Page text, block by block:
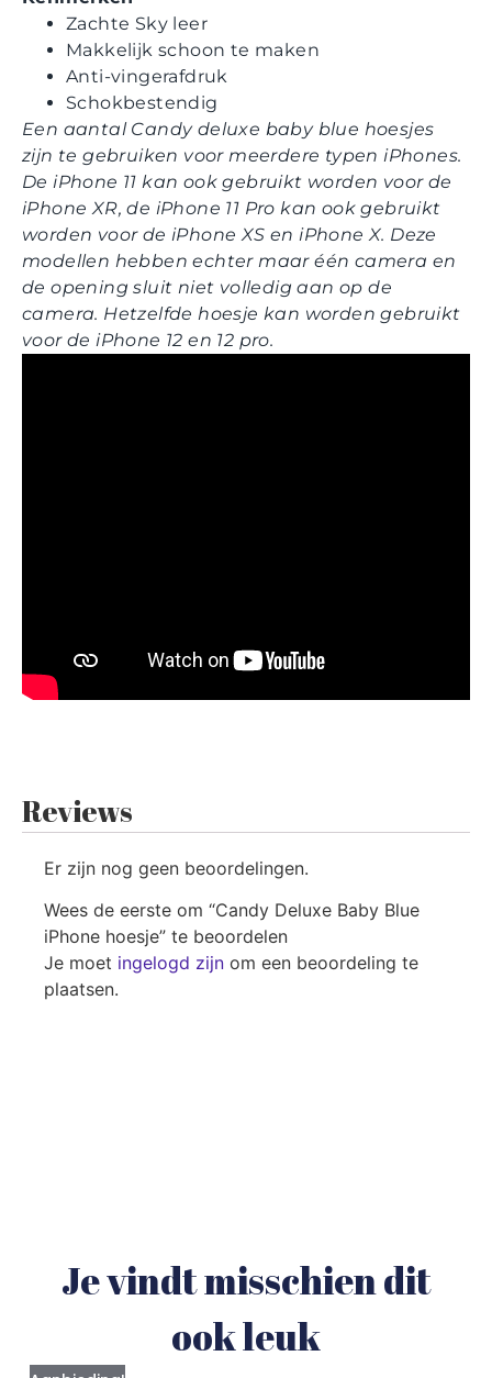
Zachte Sky leer
Makkelijk schoon te maken
Anti-vingerafdruk
Schokbestendig
Een aantal Candy deluxe baby blue hoesjes
zijn te gebruiken voor meerdere typen iPhones.
De iPhone 11 kan ook gebruikt worden voor de
iPhone XR, de iPhone 11 Pro kan ook gebruikt
worden voor de iPhone XS en iPhone X. Deze
modellen hebben echter maar één camera en
de opening sluit niet volledig aan op de
camera. Hetzelfde hoesje kan worden gebruikt
voor de iPhone 12 en 12 pro.
Reviews
Er zijn nog geen beoordelingen.
Wees de eerste om “Candy Deluxe Baby Blue
iPhone hoesje” te beoordelen
Je moet ingelogd zijn om een beoordeling te
plaatsen.
Je vindt misschien dit
ook leuk